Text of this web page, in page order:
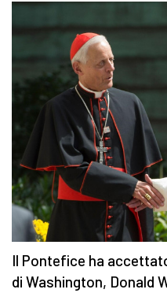
Il Pontefice ha
di Washington, Donald